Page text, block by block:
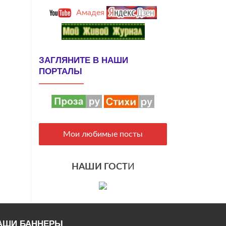
Амадея
ЗАГЛЯНИТЕ В НАШИ
ПОРТАЛЫ
Мои любимые посты
НАШИ ГОСТИ
БАННЕРЫ